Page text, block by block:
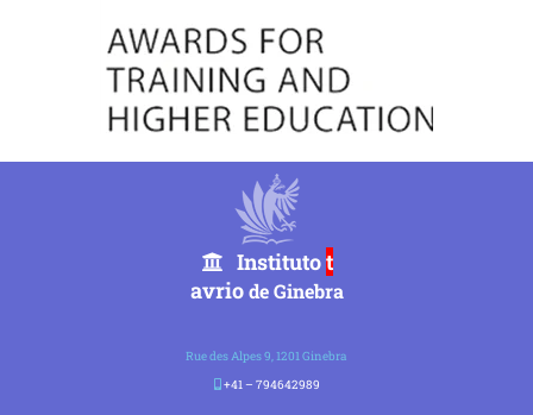
Institutot
avrio de Ginebra
Rue des Alpes 9, 1201 Ginebra
+41 – 794642989